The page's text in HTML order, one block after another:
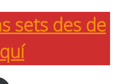
sets des de